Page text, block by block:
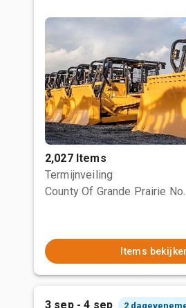
2,027 Items
Termijnveiling
County Of Grande Prairie
Items
3 sep - 4 sep 2